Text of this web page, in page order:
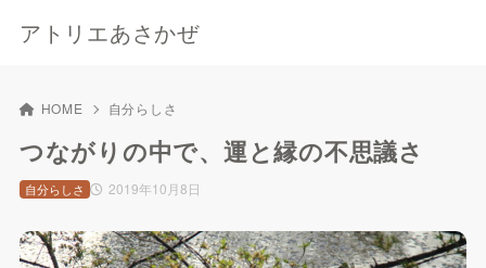
アトリエあさかぜ
HOME 自分らしさ
つながりの中で、運と縁の不思議さ
2019年10月8日
自分らしさ